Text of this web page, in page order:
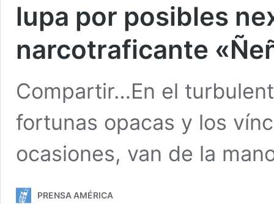
lupa por posibles
narcotraficante
Compartir…En el
fortunas opacas y los
ocasiones, van de la
PRENSA AMÉRICA